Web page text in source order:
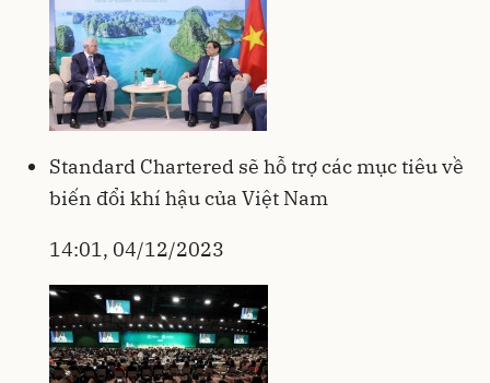
Standard Chartered sẽ hỗ trợ các mục tiêu về
biến đổi khí hậu của Việt Nam
14:01, 04/12/2023